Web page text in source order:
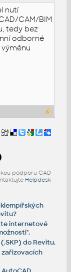
nutí
CAM/BIM
tedy bez
odborné
podporu CAD
Helpdesk
internetové
do Revitu.
zařizovacích